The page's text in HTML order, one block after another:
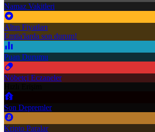
Namaz Vakitleri
Altın Fiyatları
Emtia'larda son durum!
Puan Durumu
Nöbetçi Eczaneler
Son Depremler
Kripto Paralar